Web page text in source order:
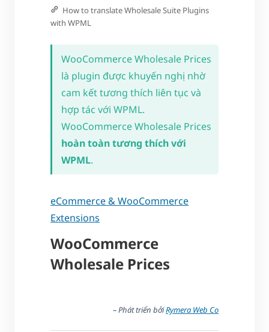
How to translate Wholesale Suite Plugins
with WPML
WooCommerce Wholesale Prices
là plugin được khuyến nghị nhờ
cam kết tương thích liên tục và
hợp tác với WPML.
WooCommerce Wholesale Prices
hoàn toàn tương thích với
WPML.
eCommerce & WooCommerce
Extensions
WooCommerce
Wholesale Prices
– Phát triển bởiRymera Web Co